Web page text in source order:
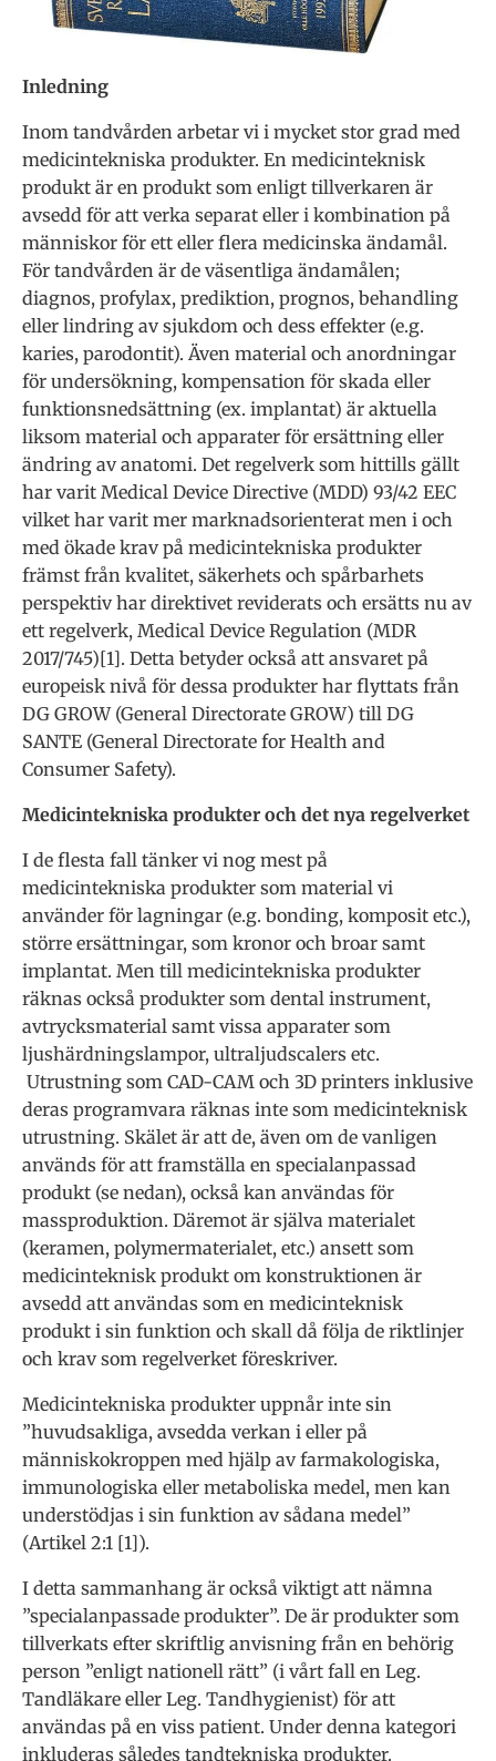
Inledning
Inom tandvården arbetar vi i mycket stor grad med
medicintekniska produkter. En medicinteknisk
produkt är en produkt som enligt tillverkaren är
avsedd för att verka separat eller i kombination på
människor för ett eller flera medicinska ändamål.
För tandvården är de väsentliga ändamålen;
diagnos, profylax, prediktion, prognos, behandling
eller lindring av sjukdom och dess effekter (e.g.
karies, parodontit). Även material och anordningar
för undersökning, kompensation för skada eller
funktionsnedsättning (ex. implantat) är aktuella
liksom material och apparater för ersättning eller
ändring av anatomi. Det regelverk som hittills gällt
har varit Medical Device Directive (MDD) 93/42 EEC
vilket har varit mer marknadsorienterat men i och
med ökade krav på medicintekniska produkter
främst från kvalitet, säkerhets och spårbarhets
perspektiv har direktivet reviderats och ersätts nu av
ett regelverk, Medical Device Regulation (MDR
2017/745)[1]. Detta betyder också att ansvaret på
europeisk nivå för dessa produkter har flyttats från
DG GROW (General Directorate GROW) till DG
SANTE (General Directorate for Health and
Consumer Safety).
Medicintekniska produkter och det nya regelverket
I de flesta fall tänker vi nog mest på
medicintekniska produkter som material vi
använder för lagningar (e.g. bonding, komposit etc.),
större ersättningar, som kronor och broar samt
implantat. Men till medicintekniska produkter
räknas också produkter som dental instrument,
avtrycksmaterial samt vissa apparater som
ljushärdningslampor, ultraljudscalers etc.
Utrustning som CAD-CAM och 3D printers inklusive
deras programvara räknas inte som medicinteknisk
utrustning. Skälet är att de, även om de vanligen
används för att framställa en specialanpassad
produkt (se nedan), också kan användas för
massproduktion. Däremot är själva materialet
(keramen, polymermaterialet, etc.) ansett som
medicinteknisk produkt om konstruktionen är
avsedd att användas som en medicinteknisk
produkt i sin funktion och skall då följa de riktlinjer
och krav som regelverket föreskriver.
Medicintekniska produkter uppnår inte sin
”huvudsakliga, avsedda verkan i eller på
människokroppen med hjälp av farmakologiska,
immunologiska eller metaboliska medel, men kan
understödjas i sin funktion av sådana medel”
(Artikel 2:1 [1]).
I detta sammanhang är också viktigt att nämna
”specialanpassade produkter”. De är produkter som
tillverkats efter skriftlig anvisning från en behörig
person ”enligt nationell rätt” (i vårt fall en Leg.
Tandläkare eller Leg. Tandhygienist) för att
användas på en viss patient. Under denna kategori
inkluderas således tandtekniska produkter.